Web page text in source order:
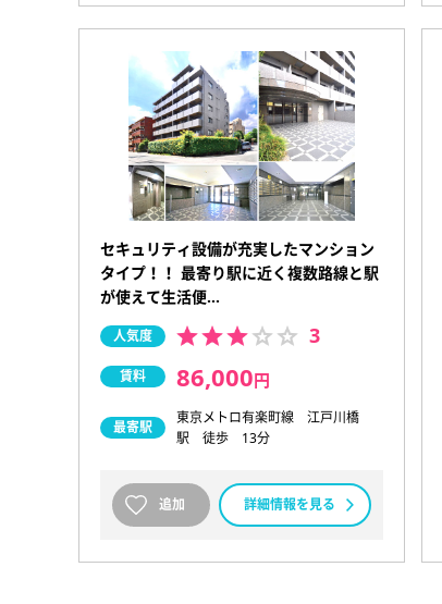
セキュリティ設備が充実したマンション
タイプ！！ 最寄り駅に近く複数路線と駅
が使えて生活便…
人気度 3
賃料 86,000円
最寄駅
東京メトロ有楽町線 江戸川橋
駅 徒歩 13分
追加 詳細情報を見る